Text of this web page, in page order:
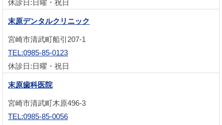
休診日:日曜・祝日
末原デンタルクリニック
宮崎市清武町船引207-1
TEL:0985-85-0123
休診日:日曜・祝日
末原歯科医院
宮崎市清武町木原496-3
TEL:0985-85-0056